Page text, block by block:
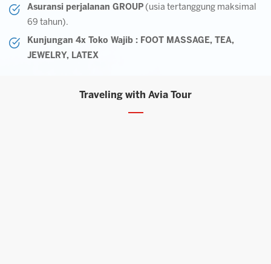
Asuransi perjalanan GROUP (usia tertanggung maksimal
69 tahun).
Kunjungan 4x Toko Wajib : FOOT MASSAGE, TEA,
JEWELRY, LATEX
Traveling with Avia Tour